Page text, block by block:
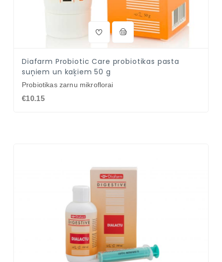
Diafarm Probiotic Care probiotikas pasta
suņiem un kaķiem 50 g
Probiotikas zarnu mikroflorai
€10.15